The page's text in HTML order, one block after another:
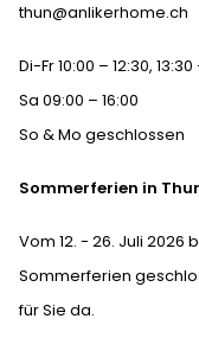
thun@anlikerhome.ch
Di-Fr 10:00 – 12:30, 13:30
Sa 09:00 – 16:00
So & Mo geschlossen
Sommerferien in
Vom 12. - 26. Juli
Sommerferien
für Sie da.